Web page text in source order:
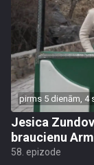
pirms 5 dienām, 4
Jesica
braucienu
58. epizode